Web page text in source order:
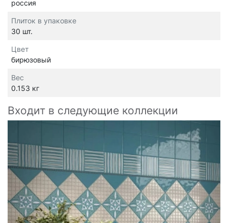
россия
Плиток в упаковке
30 шт.
Цвет
бирюзовый
Вес
0.153 кг
Входит в следующие коллекции